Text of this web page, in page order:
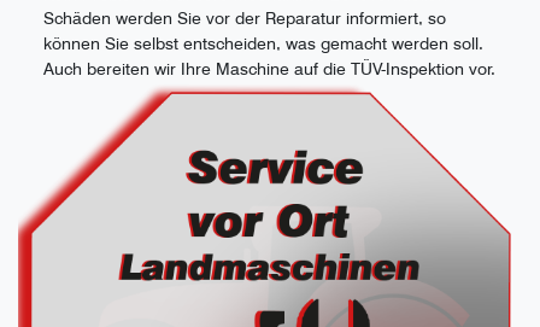
Schäden werden Sie vor der Reparatur informiert, so
können Sie selbst entscheiden, was gemacht werden soll.
Auch bereiten wir Ihre Maschine auf die TÜV-Inspektion vor.